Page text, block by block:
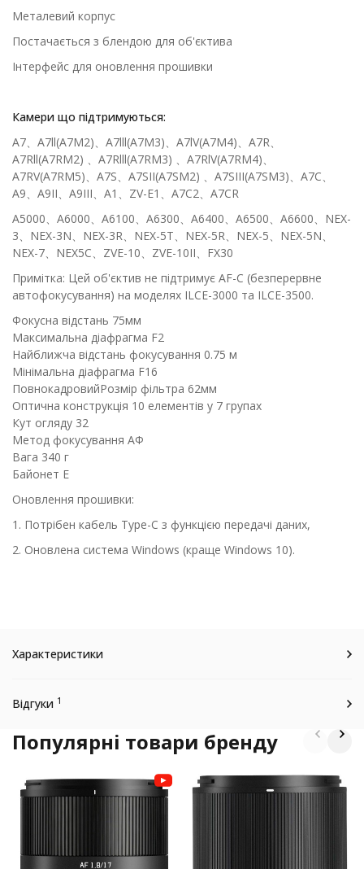
Металевий корпус
Постачається з блендою для об'єктива
Інтерфейс для оновлення прошивки
Камери що підтримуються:
A7、A7ll(A7M2)、A7lll(A7M3)、A7lV(A7M4)、A7R、
A7Rll(A7RM2) 、A7Rlll(A7RM3) 、A7RlV(A7RM4)、
A7RV(A7RM5)、A7S、A7SII(A7SM2) 、A7SIII(A7SM3)、A7C、
A9、A9II、A9III、A1、ZV-E1、A7C2、A7CR
A5000、A6000、A6100、A6300、A6400、A6500、A6600、NEX-
3、NEX-3N、NEX-3R、NEX-5T、NEX-5R、NEX-5、NEX-5N、
NEX-7、NEX5C、ZVE-10、ZVE-10II、FX30
Примітка: Цей об'єктив не підтримує AF-C (безперервне
автофокусування) на моделях ILCE-3000 та ILCE-3500.
Фокусна відстань 75мм
Максимальна діафрагма F2
Найближча відстань фокусування 0.75 м
Мінімальна діафрагма F16
ПовнокадровийРозмір фільтра 62мм
Оптична конструкція 10 елементів у 7 групах
Кут огляду 32
Метод фокусування АФ
Вага 340 г
Байонет E
Оновлення прошивки:
1. Потрібен кабель Type-C з функцією передачі даних,
2. Оновлена система Windows (краще Windows 10).
Характеристики
Відгуки 1
Популярні товари бренду